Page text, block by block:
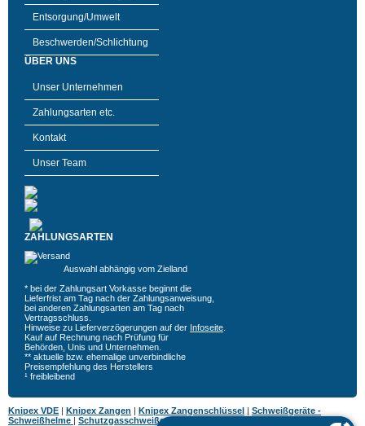
Entsorgung/Umwelt
Beschwerden/Schlichtung
ÜBER UNS
Unser Unternehmen
Zahlungsarten etc.
Kontakt
Unser Team
ZAHLUNGSARTEN
Auswahl abhängig vom Zielland
* bei der Zahlungsart Vorkasse beginnt die
Lieferfrist am Tag nach der Zahlungsanweisung,
bei anderen Zahlungsarten am Tag nach
Vertragsschluss.
Hinweise zu Lieferverzögerungen auf der Infoseite
Kauf auf Rechnung nach Prüfung für
Behörden, Unis und Unternehmen.
** aktuelle bzw. ehemalige unverbindliche
Preisempfehlung des Herstellers
¹ freibleibend
Knipex VDE | Knipex Zangen | Knipex Zangenschlüssel | Schweißgeräte -
Schweißhelme | Schutzgasschweißgeräte